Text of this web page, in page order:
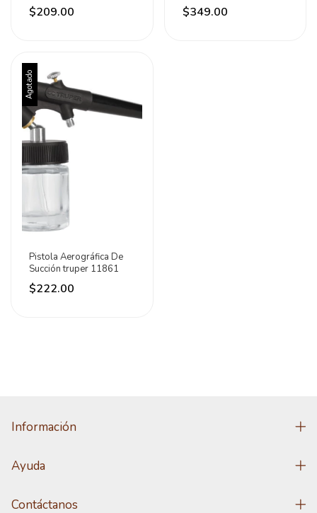
Aluminio Lion Plateado
$209.00
400ml Surtek Amarillo
$349.00
Agotado
Pistola Aerográfica De
Succión truper 11861
$222.00
Información
Ayuda
Contáctanos